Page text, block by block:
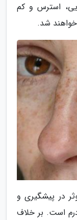
استرس و کم
شد.
در پیشگیری و
است. بر خلاف